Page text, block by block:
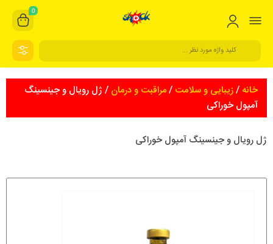
0
خانه /زیبایی و سلامت /مراقبت و درمان / ژل رویال و جینسینگ
آمپول خوراکی
ژل رویال و جینسینگ آمپول خوراکی